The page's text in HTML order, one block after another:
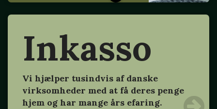
Inkasso
Vi hjælper tusindvis af danske
virksomheder med at få deres penge
hjem og har mange års efaring.